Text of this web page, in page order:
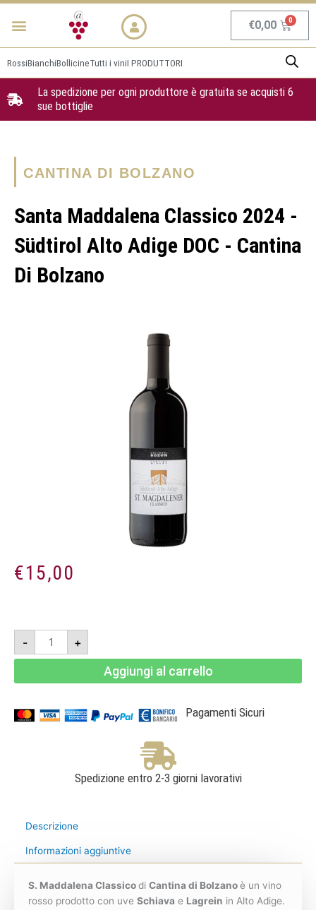
Vai
Menu €0,00
RossiBianchiBollicineTutti i viniI PRODUTTORI
La spedizione per ogni produttore è gratuita se acquisti 6
sue bottiglie
CANTINA DI BOLZANO
Santa Maddalena Classico 2024 -
Südtirol Alto Adige DOC - Cantina
Di Bolzano
€15,00
-
Santa
Maddalena
Classico
2024
DOC
Cantina
+
Aggiungi al carrello
Pagamenti Sicuri
Spedizione entro 2-3 giorni lavorativi
Descrizione
Informazioni aggiuntive
S. Maddalena Classicodi Cantina di Bolzanoè un vino
rosso prodotto con uve Schiava e Lagrein in Alto Adige.